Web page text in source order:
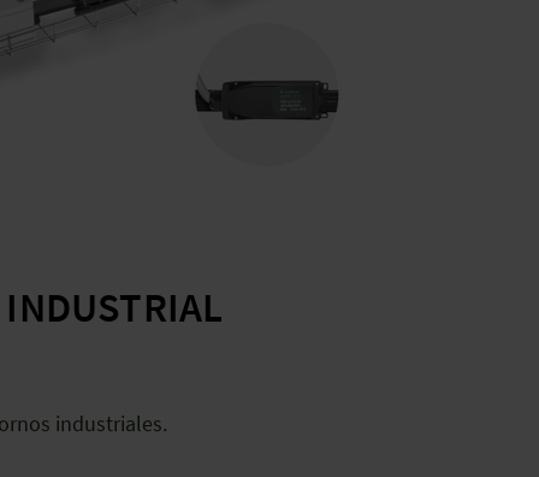
INDUSTRIAL
industriales.